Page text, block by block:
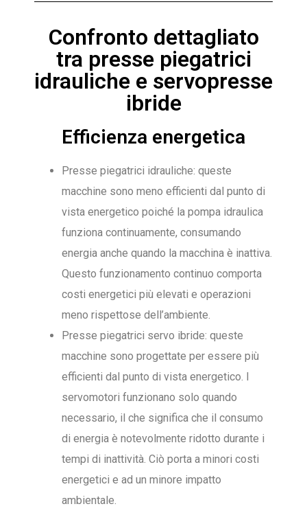
Confronto dettagliato
tra presse piegatrici
idrauliche e servopresse
ibride
Efficienza energetica
Presse piegatrici idrauliche: queste
macchine sono meno efficienti dal punto di
vista energetico poiché la pompa idraulica
funziona continuamente, consumando
energia anche quando la macchina è inattiva.
Questo funzionamento continuo comporta
costi energetici più elevati e operazioni
meno rispettose dell’ambiente.
Presse piegatrici servo ibride: queste
macchine sono progettate per essere più
efficienti dal punto di vista energetico. I
servomotori funzionano solo quando
necessario, il che significa che il consumo
di energia è notevolmente ridotto durante i
tempi di inattività. Ciò porta a minori costi
energetici e ad un minore impatto
ambientale.